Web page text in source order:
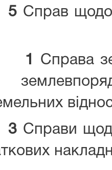
Справ щодо
1
Справа
3 Справи